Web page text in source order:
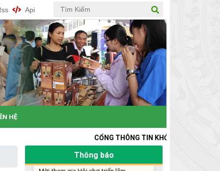
Api
HỆ
CỔNG THÔNG TIN KHỞI NGHIỆP ĐỔI MỚI SÁNG
Thông báo
Khi khoa học - công nghệ chưa có sự
đột phá
Chế biến sâu – Nâng cao giá trị nông
sản
“Đi tắt, đón đầu” các công nghệ mới,
công nghệ tương lai
bè trong nước và quốc tế
Mời tham gia Hội chợ triển lãm
chuyên ngành Cà phê và sản phẩm